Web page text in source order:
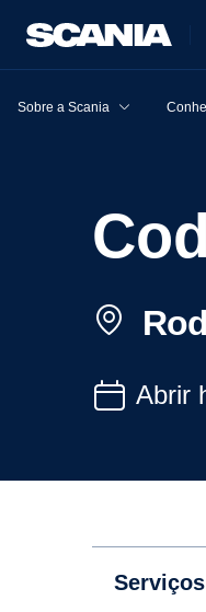
Sobre a Scania
Abrir